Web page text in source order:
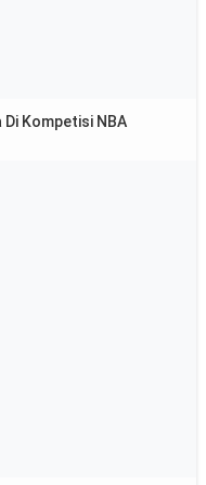
Kompetisi NBA